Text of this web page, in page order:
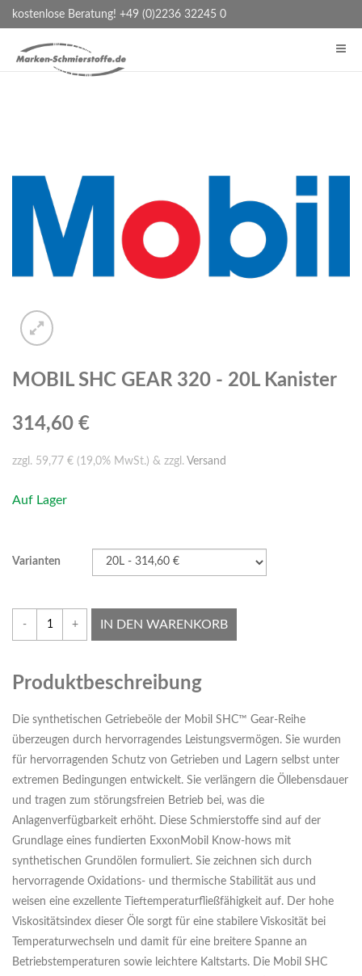
kostenlose Beratung! +49 (0)2236 32245 0
MOBIL SHC GEAR 320 - 20L Kanister
314,60 €
zzgl. 59,77 € (19,0% MwSt.) & zzgl. Versand
Auf Lager
Varianten
- + IN DEN WARENKORB
Produktbeschreibung
Die synthetischen Getriebeöle der Mobil SHC™ Gear-Reihe
überzeugen durch hervorragendes Leistungsvermögen. Sie wurden
für hervorragenden Schutz von Getrieben und Lagern selbst unter
extremen Bedingungen entwickelt. Sie verlängern die Öllebensdauer
und tragen zum störungsfreien Betrieb bei, was die
Anlagenverfügbarkeit erhöht. Diese Schmierstoffe sind auf der
Grundlage eines fundierten ExxonMobil Know-hows mit
synthetischen Grundölen formuliert. Sie zeichnen sich durch
hervorragende Oxidations- und thermische Stabilität aus und
weisen eine exzellente Tieftemperaturfließfähigkeit auf. Der hohe
Viskositätsindex dieser Öle sorgt für eine stabilere Viskosität bei
Temperaturwechseln und damit für eine breitere Spanne an
Betriebstemperaturen sowie leichtere Kaltstarts. Die Mobil SHC